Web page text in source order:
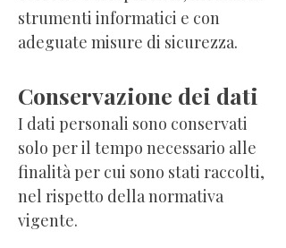
strumenti informatici e con
adeguate misure di sicurezza.
Conservazione dei dati
I dati personali sono conservati
solo per il tempo necessario alle
finalità per cui sono stati raccolti,
nel rispetto della normativa
vigente.